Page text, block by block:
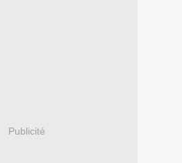
Publicité